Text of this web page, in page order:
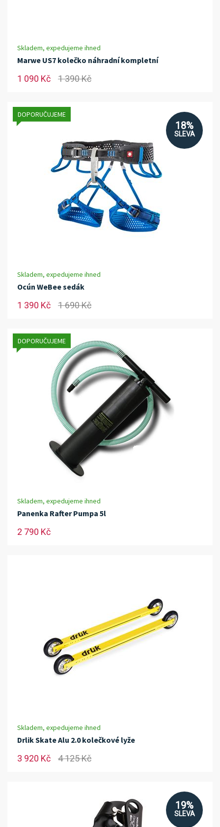
Skladem, expedujeme ihned
Marwe US7 kolečko náhradní kompletní
1 090 Kč 1 390 Kč
18%
SLEVA
DOPORUČUJEME
Skladem, expedujeme ihned
Ocún WeBee sedák
1 390 Kč 1 690 Kč
DOPORUČUJEME
Skladem, expedujeme ihned
Panenka Rafter Pumpa 5l
2 790 Kč
Skladem, expedujeme ihned
Drlik Skate Alu 2.0 kolečkové lyže
3 920 Kč 4 125 Kč
19%
SLEVA